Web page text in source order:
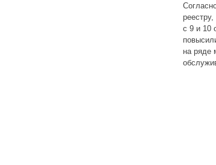
Согласно опубликованному
с 9 и 10 октября 2025 года
повысили стоимость проезда
Читать далее